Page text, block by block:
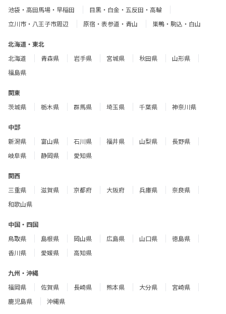
池袋・高田馬場・早稲田
目黒・白金・五反田・高輪
立川市・八王子市周辺
原宿・表参道・青山 巣鴨・駒込・白山
北海道・東北
北海道
青森県 岩手県 宮城県 秋田県
山形県
福島県
関東
茨城県
栃木県 群馬県 埼玉県 千葉県 神奈川県
中部
新潟県
富山県 石川県 福井県 山梨県
長野県
岐阜県
静岡県 愛知県
関西
三重県
滋賀県 京都府 大阪府 兵庫県
奈良県
和歌山県
中国・四国
鳥取県
島根県 岡山県 広島県 山口県
徳島県
香川県
愛媛県 高知県
九州・沖縄
福岡県
佐賀県 長崎県 熊本県 大分県
宮崎県
鹿児島県
沖縄県